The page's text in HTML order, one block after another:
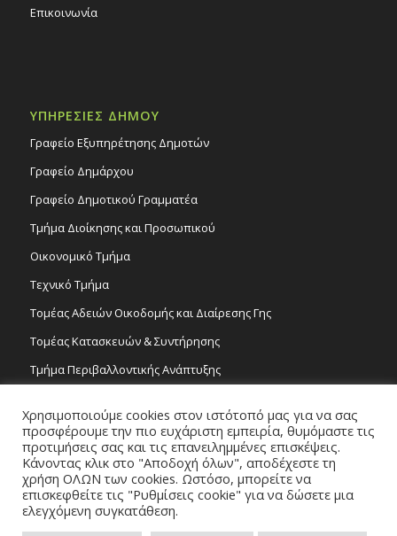
Επικοινωνία
ΥΠΗΡΕΣΙΕΣ ΔΗΜΟΥ
Γραφείο Εξυπηρέτησης Δημοτών
Γραφείο Δημάρχου
Γραφείο Δημοτικού Γραμματέα
Τμήμα Διοίκησης και Προσωπικού
Οικονομικό Τμήμα
Τεχνικό Τμήμα
Τομέας Αδειών Οικοδομής και Διαίρεσης Γης
Τομέας Κατασκευών & Συντήρησης
Τμήμα Περιβαλλοντικής Ανάπτυξης
Τομέας Γραμμάτων και Τεχνών
Τροχονομία
Χρησιμοποιούμε cookies στον ιστότοπό μας για να σας
προσφέρουμε την πιο ευχάριστη εμπειρία, θυμόμαστε τις
προτιμήσεις σας και τις επανειλημμένες επισκέψεις.
Κάνοντας κλικ στο "Αποδοχή όλων", αποδέχεστε τη
χρήση ΟΛΩΝ των cookies. Ωστόσο, μπορείτε να
επισκεφθείτε τις "Ρυθμίσεις cookie" για να δώσετε μια
ελεγχόμενη συγκατάθεση.